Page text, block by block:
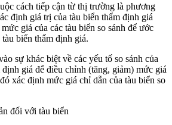
cách tiếp cận từ thị trường là phương
định giá trị của tàu biển thẩm định giá
giá của các tàu biển so sánh để ước
biển thẩm định giá.
sự khác biệt về các yếu tố so sánh của
định giá để điều chỉnh (tăng, giảm) mức giá
xác định mức giá chỉ dẫn của tàu biển so
đối với tàu biển